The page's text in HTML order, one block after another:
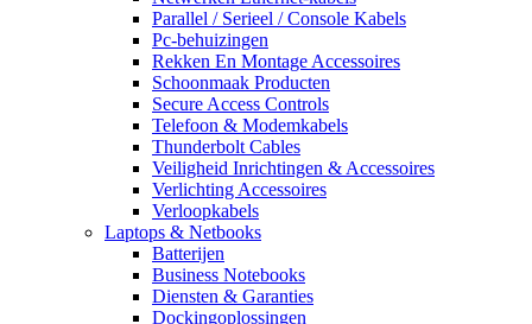
Parallel / Serieel / Console Kabels
Pc-behuizingen
Rekken En Montage Accessoires
Schoonmaak Producten
Secure Access Controls
Telefoon & Modemkabels
Thunderbolt Cables
Veiligheid Inrichtingen & Accessoires
Verlichting Accessoires
Verloopkabels
Laptops & Netbooks
Batterijen
Business Notebooks
Diensten & Garanties
Dockingoplossingen